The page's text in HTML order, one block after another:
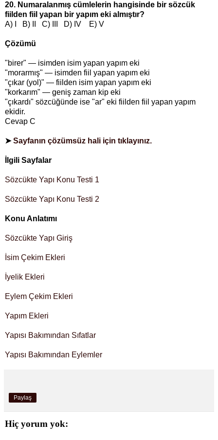
20. Numaralanmış cümlelerin hangisinde bir sözcük
fiilden fiil yapan bir yapım eki almıştır?
A) I B) II C) III D) IV E) V
Çözümü
"birer" — isimden isim yapan yapım eki
"morarmış" — isimden fiil yapan yapım eki
"çıkar (yol)" — fiilden isim yapan yapım eki
"korkarım" — geniş zaman kip eki
"çıkardı" sözcüğünde ise "ar" eki fiilden fiil yapan yapım
ekidir.
Cevap C
➤Sayfanın çözümsüz hali için tıklayınız.
İlgili Sayfalar
Sözcükte Yapı Konu Testi 1
Sözcükte Yapı Konu Testi 2
Konu Anlatımı
Sözcükte Yapı Giriş
İsim Çekim Ekleri
İyelik Ekleri
Eylem Çekim Ekleri
Yapım Ekleri
Yapısı Bakımından Sıfatlar
Yapısı Bakımından Eylemler
Paylaş
Hiç yorum yok: